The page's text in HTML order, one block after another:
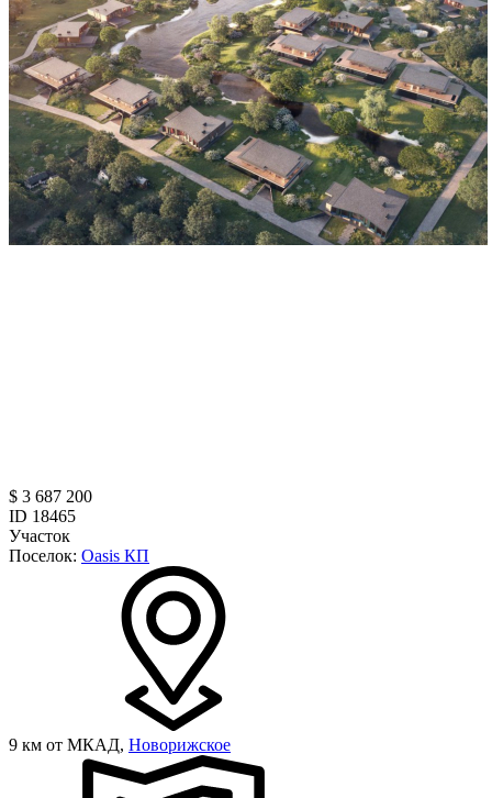
$ 3 687 200
ID 18465
Участок
Поселок: Oasis КП
9 км от МКАД, Новорижское